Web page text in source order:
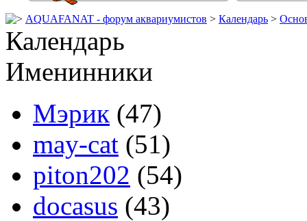
AQUAFANAT - форум аквариумистов > Календарь >
Календарь
Именинники
Мэрик (47)
may-cat (51)
piton202 (54)
docasus (43)